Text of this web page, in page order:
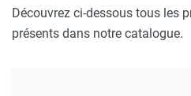
Découvrez ci-dessous tous les
présents dans notre catalogue.